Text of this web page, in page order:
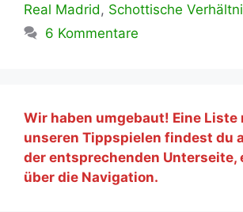
Real Madrid , Schottische
6 Kommentare
Wir haben umgebaut! Eine Liste
unseren Tippspielen findest du
der entsprechenden Unterseite,
über die Navigation.